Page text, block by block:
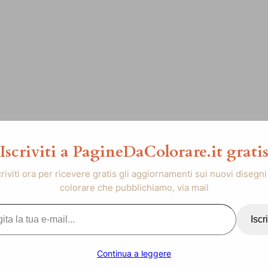
Iscriviti a PagineDaColorare.it gratis
ora per ricevere gratis gli aggiornamenti sui nuovi disegni
colorare che pubblichiamo, via mail
Continua a leggere